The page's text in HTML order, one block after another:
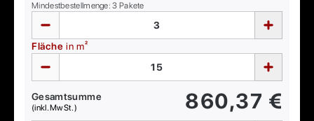
Mindestbestellmenge:3 Pakete
Fläche in m²
Gesamtsumme
(inkl. MwSt.) 860,37 €